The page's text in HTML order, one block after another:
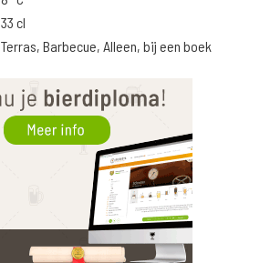
33 cl
Terras, Barbecue, Alleen, bij een boek